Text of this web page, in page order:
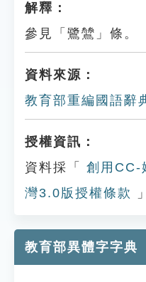
解釋：
參見「鷺鷥」條。
資料來源：
教育部重編國語辭
授權資訊：
資料採「
創用CC-
灣3.0版授權條款
教育部異體字字典